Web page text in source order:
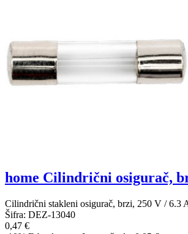
home Cilindrični osigurač,
Cilindrični stakleni osigurač, brzi, 250 V / 6.3
Šifra: DEZ-13040
0,47 €